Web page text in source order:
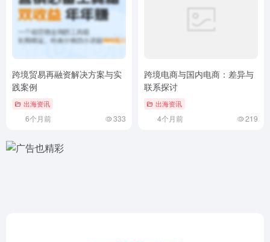
跨境贸易再融资解决方案与实
践案例
出海资讯
6个月前 333
跨境电商与国内电商：差异与
联系探讨
出海资讯
4个月前 219